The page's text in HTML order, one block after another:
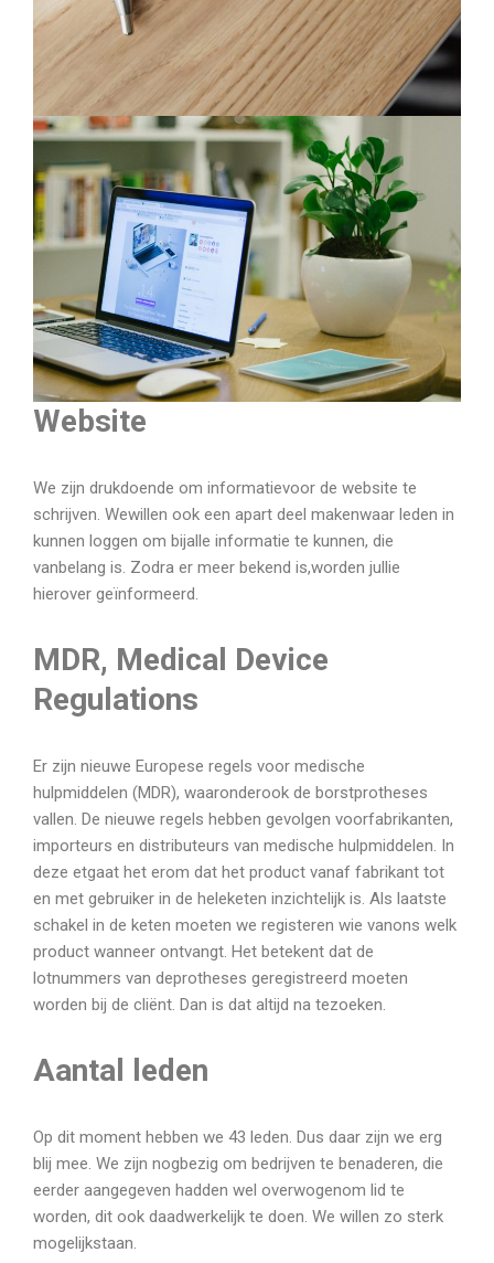
Website
We zijn drukdoende om informatievoor de website te
schrijven. Wewillen ook een apart deel makenwaar leden in
kunnen loggen om bijalle informatie te kunnen, die
vanbelang is. Zodra er meer bekend is,worden jullie
hierover geïnformeerd.
MDR, Medical Device
Regulations
Er zijn nieuwe Europese regels voor medische
hulpmiddelen (MDR), waaronderook de borstprotheses
vallen. De nieuwe regels hebben gevolgen voorfabrikanten,
importeurs en distributeurs van medische hulpmiddelen. In
deze etgaat het erom dat het product vanaf fabrikant tot
en met gebruiker in de heleketen inzichtelijk is. Als laatste
schakel in de keten moeten we registeren wie vanons welk
product wanneer ontvangt. Het betekent dat de
lotnummers van deprotheses geregistreerd moeten
worden bij de cliënt. Dan is dat altijd na tezoeken.
Aantal leden
Op dit moment hebben we 43 leden. Dus daar zijn we erg
blij mee. We zijn nogbezig om bedrijven te benaderen, die
eerder aangegeven hadden wel overwogenom lid te
worden, dit ook daadwerkelijk te doen. We willen zo sterk
mogelijkstaan.